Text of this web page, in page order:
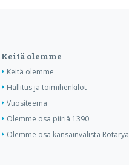
Keitä olemme
Keitä olemme
Hallitus ja toimihenkilöt
Vuositeema
Olemme osa piiriä 1390
Olemme osa kansainvälistä Rotarya